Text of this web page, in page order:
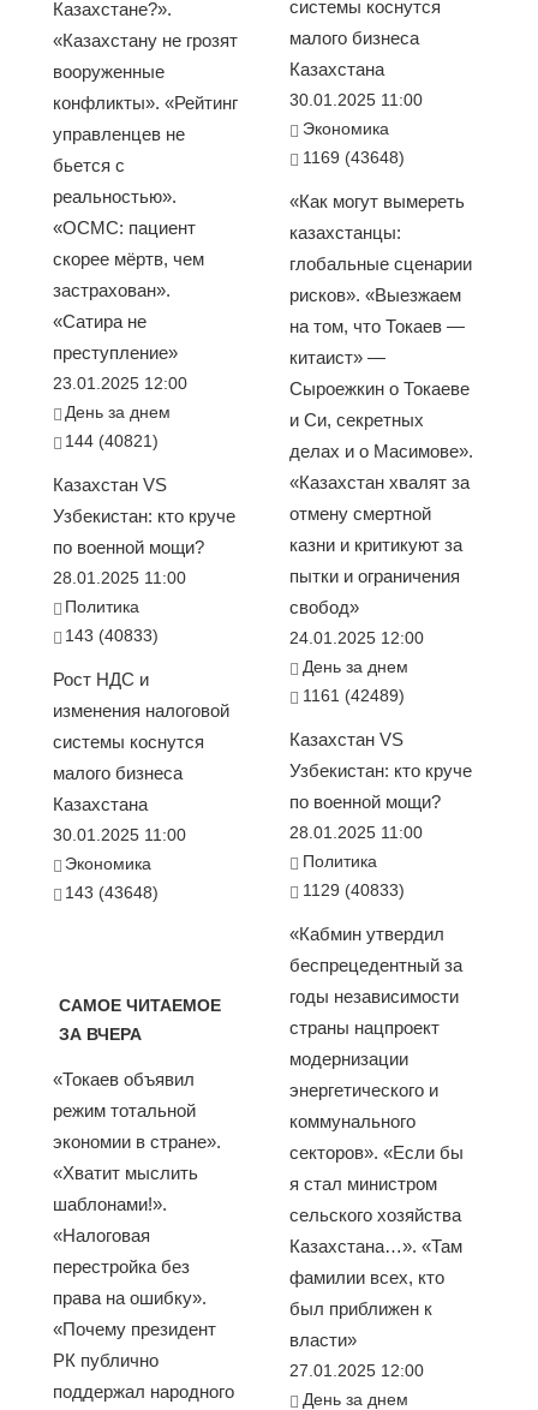
Казахстане?».
«Казахстану не грозят
вооруженные
конфликты». «Рейтинг
управленцев не
бьется с
реальностью».
«ОСМС: пациент
скорее мёртв, чем
застрахован».
«Сатира не
преступление»
23.01.2025 12:00
День за днем
144 (40821)
Казахстан VS
Узбекистан: кто круче
по военной мощи?
28.01.2025 11:00
Политика
143 (40833)
Рост НДС и
изменения налоговой
системы коснутся
малого бизнеса
Казахстана
30.01.2025 11:00
Экономика
143 (43648)
САМОЕ ЧИТАЕМОЕ
ЗА ВЧЕРА
«Токаев объявил
режим тотальной
экономии в стране».
«Хватит мыслить
шаблонами!».
«Налоговая
перестройка без
права на ошибку».
«Почему президент
РК публично
поддержал народного
системы коснутся
малого бизнеса
Казахстана
30.01.2025 11:00
Экономика
1169 (43648)
«Как могут вымереть
казахстанцы:
глобальные сценарии
рисков». «Выезжаем
на том, что Токаев —
китаист» —
Сыроежкин о Токаеве
и Си, секретных
делах и о Масимове».
«Казахстан хвалят за
отмену смертной
казни и критикуют за
пытки и ограничения
свобод»
24.01.2025 12:00
День за днем
1161 (42489)
Казахстан VS
Узбекистан: кто круче
по военной мощи?
28.01.2025 11:00
Политика
1129 (40833)
«Кабмин утвердил
беспрецедентный за
годы независимости
страны нацпроект
модернизации
энергетического и
коммунального
секторов». «Если бы
я стал министром
сельского хозяйства
Казахстана…». «Там
фамилии всех, кто
был приближен к
власти»
27.01.2025 12:00
День за днем